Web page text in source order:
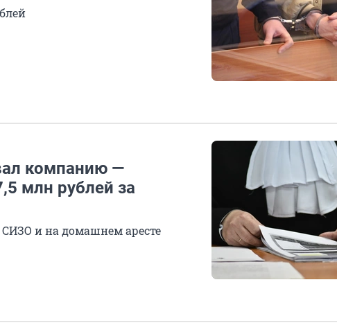
компанию —
млн рублей за
и на домашнем аресте